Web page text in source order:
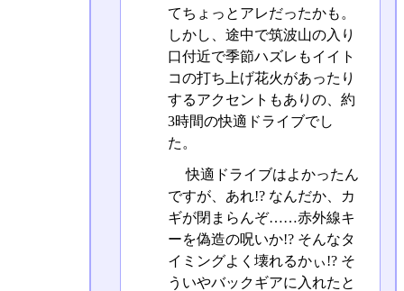
てちょっとアレだったかも。
しかし、途中で筑波山の入り
口付近で季節ハズレもイイト
コの打ち上げ花火があったり
するアクセントもありの、約
3時間の快適ドライブでし
た。
快適ドライブはよかったん
ですが、あれ!? なんだか、カ
ギが閉まらんぞ……赤外線キ
ーを偽造の呪いか!? そんなタ
イミングよく壊れるかぃ!? そ
ういやバックギアに入れたと